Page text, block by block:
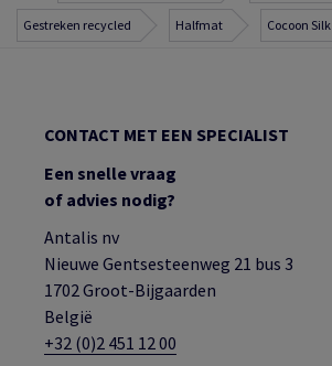
Gestreken recycled Halfmat Cocoon Silk
CONTACT MET EEN SPECIALIST
Een snelle vraag
of advies nodig?
Antalis nv
Nieuwe Gentsesteenweg 21 bus 3
1702 Groot-Bijgaarden
België
+32 (0)2 451 12 00